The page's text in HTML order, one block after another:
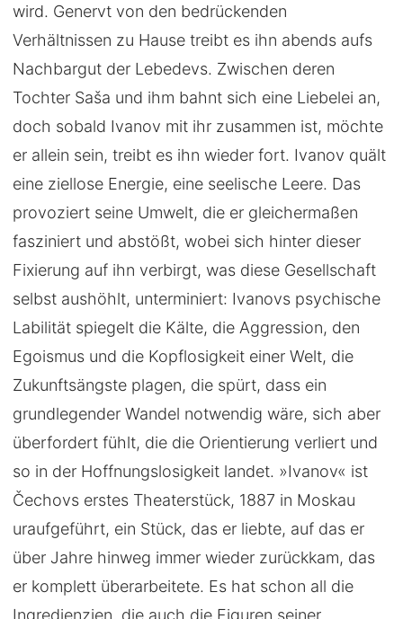
wird. Genervt von den bedrückenden
Verhältnissen zu Hause treibt es ihn abends aufs
Nachbargut der Lebedevs. Zwischen deren
Tochter Saša und ihm bahnt sich eine Liebelei an,
doch sobald Ivanov mit ihr zusammen ist, möchte
er allein sein, treibt es ihn wieder fort. Ivanov quält
eine ziellose Energie, eine seelische Leere. Das
provoziert seine Umwelt, die er gleichermaßen
fasziniert und abstößt, wobei sich hinter dieser
Fixierung auf ihn verbirgt, was diese Gesellschaft
selbst aushöhlt, unterminiert: Ivanovs psychische
Labilität spiegelt die Kälte, die Aggression, den
Egoismus und die Kopflosigkeit einer Welt, die
Zukunftsängste plagen, die spürt, dass ein
grundlegender Wandel notwendig wäre, sich aber
überfordert fühlt, die die Orientierung verliert und
so in der Hoffnungslosigkeit landet. »Ivanov« ist
Čechovs erstes Theaterstück, 1887 in Moskau
uraufgeführt, ein Stück, das er liebte, auf das er
über Jahre hinweg immer wieder zurückkam, das
er komplett überarbeitete. Es hat schon all die
Ingredienzien, die auch die Figuren seiner